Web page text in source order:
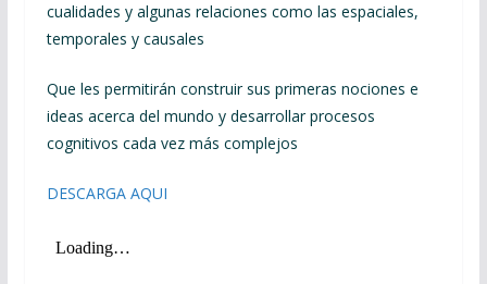
cualidades y algunas relaciones como las espaciales,
temporales y causales
Que les permitirán construir sus primeras nociones e
ideas acerca del mundo y desarrollar procesos
cognitivos cada vez más complejos
DESCARGA AQUI